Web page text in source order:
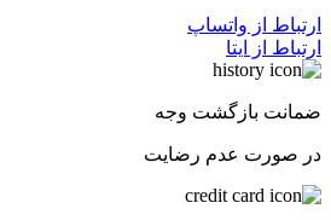
ارتباط از واتساپ
ارتباط از ایتا
ضمانت بازگشت وجه
در صورت عدم رضایت